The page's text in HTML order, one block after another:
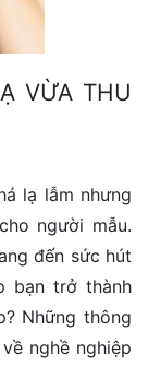
VỪA THU
lạ lẫm nhưng
người mẫu.
đến sức hút
bạn trở thành
Những thông
nghề nghiệp